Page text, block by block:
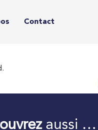
Contact
aussi …